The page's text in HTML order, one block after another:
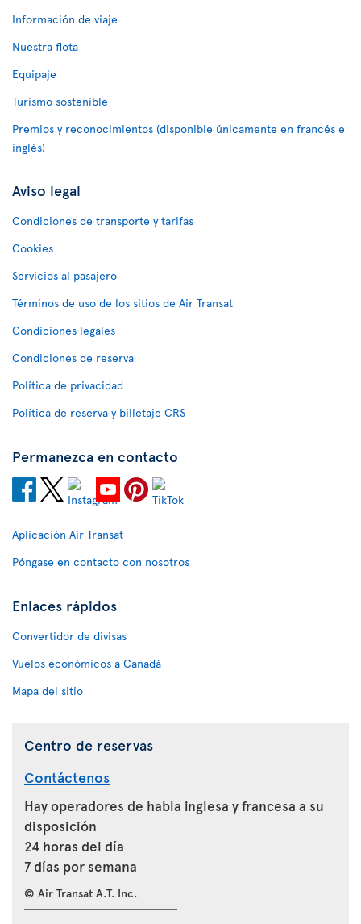
Información de viaje
Nuestra flota
Equipaje
Turismo sostenible
Premios y reconocimientos (disponible únicamente en francés e
inglés)
Aviso legal
Condiciones de transporte y tarifas
Cookies
Servicios al pasajero
Términos de uso de los sitios de Air Transat
Condiciones legales
Condiciones de reserva
Política de privacidad
Política de reserva y billetaje CRS
Permanezca en contacto
Aplicación Air Transat
Póngase en contacto con nosotros
Enlaces rápidos
Convertidor de divisas
Vuelos económicos a Canadá
Mapa del sitio
Centro de reservas
Contáctenos
Hay operadores de habla inglesa y francesa a su
disposición
24 horas del día
7 días por semana
© Air Transat A.T. Inc.